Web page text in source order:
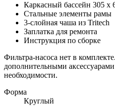
Каркасный бассейн 305 x
Стальные элементы рамы
3-слойная чаша из Tritech
Заплатка для ремонта
Инструкция по сборке
Фильтра-насоса нет в
дополнительными
необходимости.
Форма
Круглый